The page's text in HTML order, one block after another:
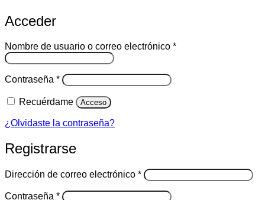
Acceder
Nombre de usuario o correo electrónico *Obligatorio
Contraseña *Obligatorio
Recuérdame Acceso
¿Olvidaste la contraseña?
Registrarse
Dirección de correo electrónico *Obligatorio
Contraseña *Obligatorio